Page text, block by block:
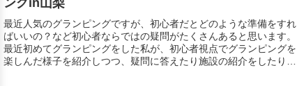
ングin山梨
最近人気のグランピングですが、初心者だとどのような準備をすれ
ばいいの？など初心者ならではの疑問がたくさんあると思います。
最近初めてグランピングをした私が、初心者視点でグランピングを
楽しんだ様子を紹介しつつ、疑問に答えたり施設の紹介をしたり、